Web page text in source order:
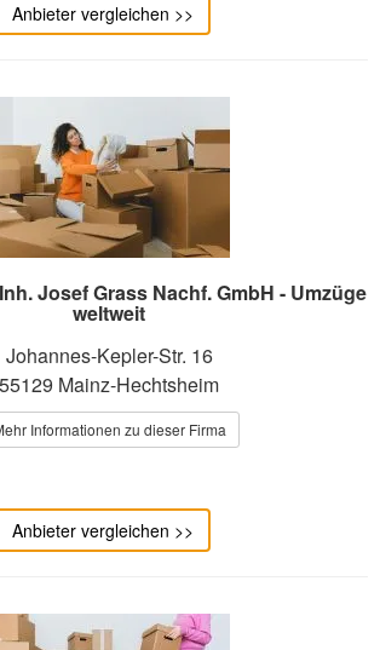
Anbieter vergleichen >>
Josef Grass Nachf. GmbH - Umzüge
weltweit
Johannes-Kepler-Str. 16
55129 Mainz-Hechtsheim
Informationen zu dieser Firma
Anbieter vergleichen >>